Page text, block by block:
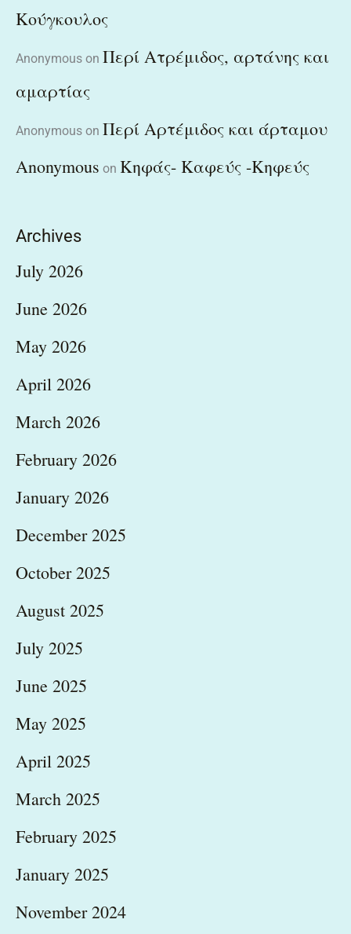
Κούγκουλος
Anonymous on Περί Ατρέμιδος, αρτάνης και
αμαρτίας
Anonymous on Περί Αρτέμιδος και άρταμου
Anonymous on Κηφάς- Καφεύς -Κηφεύς
Archives
July 2026
June 2026
May 2026
April 2026
March 2026
February 2026
January 2026
December 2025
October 2025
August 2025
July 2025
June 2025
May 2025
April 2025
March 2025
February 2025
January 2025
November 2024